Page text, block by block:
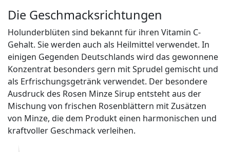
Die Geschmacksrichtungen
Holunderblüten sind bekannt für ihren Vitamin C-
Gehalt. Sie werden auch als Heilmittel verwendet. In
einigen Gegenden Deutschlands wird das gewonnene
Konzentrat besonders gern mit Sprudel gemischt und
als Erfrischungsgetränk verwendet. Der besondere
Ausdruck des Rosen Minze Sirup entsteht aus der
Mischung von frischen Rosenblättern mit Zusätzen
von Minze, die dem Produkt einen harmonischen und
kraftvoller Geschmack verleihen.